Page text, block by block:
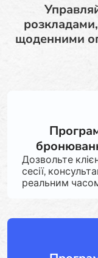
щоденними
Дозвольте
сесії,
реальним